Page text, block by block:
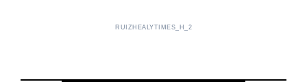
RUIZHEALYTIMES_H_2